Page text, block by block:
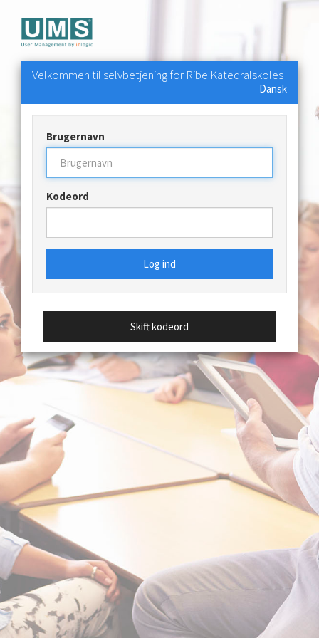
Velkommen til selvbetjening for Ribe Katedralskoles
Dansk
Brugernavn
Kodeord
Skift kodeord